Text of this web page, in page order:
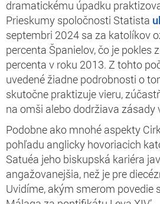
dramatickému úpadku
Prieskumy spoločnosti Statista
septembri 2024 sa za katolíkov
percenta Španielov, čo je pokles
percenta v roku 2013. Z tohto
uvedené žiadne podrobnosti o
skutočne praktizuje vieru,
na omši alebo dodržiava zásady
Podobne ako mnohé aspekty
pohľadu anglicky hovoriacich
Satuéa jeho biskupská kariéra
angažovanejšia, než je pre
Uvidíme, akým smerom povedie